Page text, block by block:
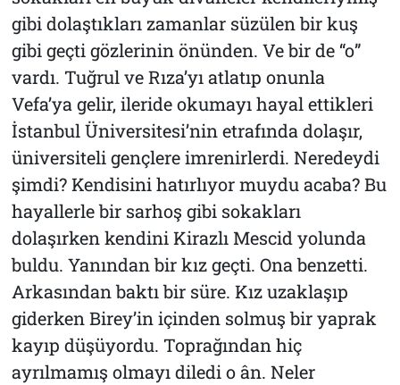
gibi dolaştıkları zamanlar süzülen bir kuş
gibi geçti gözlerinin önünden. Ve bir de “o”
vardı. Tuğrul ve Rıza’yı atlatıp onunla
Vefa’ya gelir, ileride okumayı hayal ettikleri
İstanbul Üniversitesi’nin etrafında dolaşır,
üniversiteli gençlere imrenirlerdi. Neredeydi
şimdi? Kendisini hatırlıyor muydu acaba? Bu
hayallerle bir sarhoş gibi sokakları
dolaşırken kendini Kirazlı Mescid yolunda
buldu. Yanından bir kız geçti. Ona benzetti.
Arkasından baktı bir süre. Kız uzaklaşıp
giderken Birey’in içinden solmuş bir yaprak
kayıp düşüyordu. Toprağından hiç
ayrılmamış olmayı diledi o ân. Neler